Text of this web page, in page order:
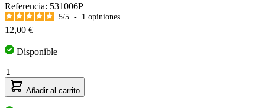
Referencia: 531006P
5/5 - 1 opiniones
12,00 €
Disponible
Cantidad
Añadir al carrito